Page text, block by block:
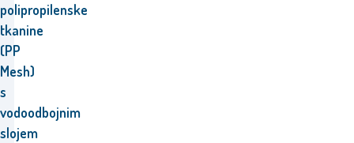
polipropilenske
tkanine
(PP
Mesh)
s
vodoodbojnim
slojem